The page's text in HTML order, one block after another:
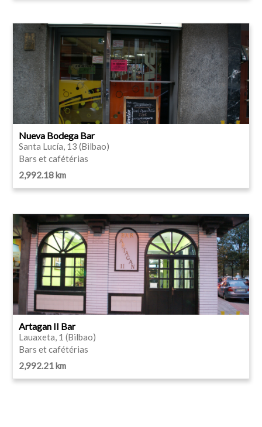
Nueva Bodega Bar
Santa Lucía, 13 (Bilbao)
Bars et cafétérias
2,992.18 km
Artagan II Bar
Lauaxeta, 1 (Bilbao)
Bars et cafétérias
2,992.21 km